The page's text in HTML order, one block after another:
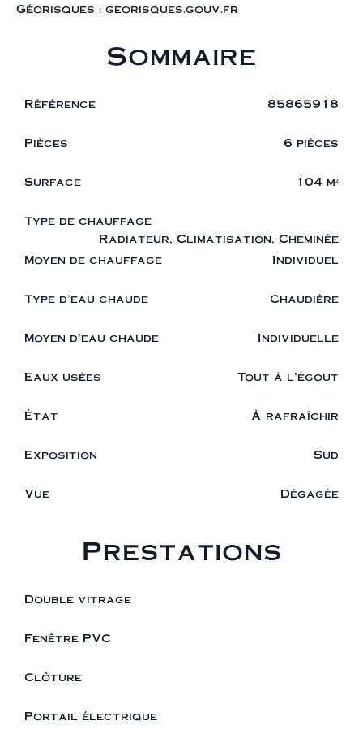
Géorisques : georisques.gouv.fr
Sommaire
Référence 85865918
Pièces 6 pièces
Surface 104 m²
Type de chauffage
Radiateur, Climatisation, Cheminée
Moyen de chauffage
Individuel
Type d'eau chaude Chaudière
Moyen d'eau chaude Individuelle
Eaux usées Tout à l'égout
État À rafraîchir
Exposition Sud
Vue Dégagée
Prestations
Double vitrage
Fenêtre PVC
Clôture
Portail électrique